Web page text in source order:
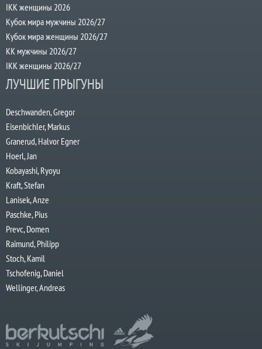
IKK женщины 2026
Кубок мира мужчины 2026/27
Кубок мира женщины 2026/27
КК мужчины 2026/27
IKK женщины 2026/27
ЛУЧШИЕ ПРЫГУНЫ
Deschwanden, Gregor
Eisenbichler, Markus
Granerud, Halvor Egner
Hoerl, Jan
Kobayashi, Ryoyu
Kraft, Stefan
Lanisek, Anze
Paschke, Pius
Prevc, Domen
Raimund, Philipp
Stoch, Kamil
Tschofenig, Daniel
Wellinger, Andreas